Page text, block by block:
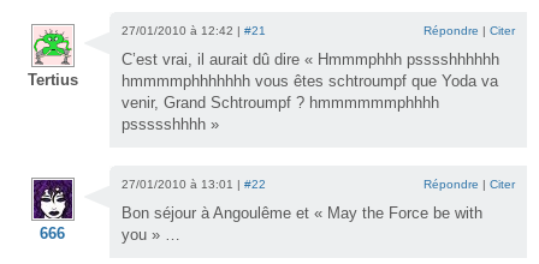
Tertius
27/01/2010 à 12:42 | #21 Répondre | Citer
C’est vrai, il aurait dû dire « Hmmmphhh psssshhhhhh
hmmmmphhhhhhh vous êtes schtroumpf que Yoda va
venir, Grand Schtroumpf ? hmmmmmmphhhh
pssssshhhh »
666
27/01/2010 à 13:01 | #22 Répondre | Citer
Bon séjour à Angoulême et « May the Force be with
you » …